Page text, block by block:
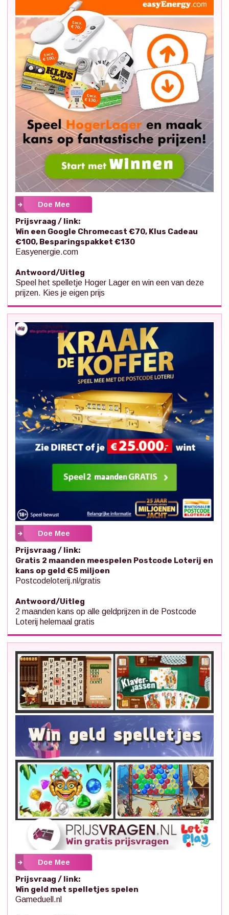
Doe Mee
Prijsvraag / link:
Win een Google Chromecast €70, Klus Cadeau
€100, Besparingspakket €130
Easyenergie.com
Antwoord/Uitleg
Speel het spelletje Hoger Lager en win een van deze
prijzen. Kies je eigen prijs
Doe Mee
Prijsvraag / link:
Gratis 2 maanden meespelen Postcode Loterij en
kans op geld €5 miljoen
Postcodeloterij.nl/gratis
Antwoord/Uitleg
2 maanden kans op alle geldprijzen in de Postcode
Loterij helemaal gratis
Doe Mee
Prijsvraag / link:
Win geld met spelletjes spelen
Gameduell.nl